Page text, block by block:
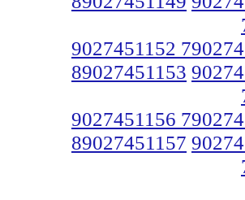
9027451152
89027451153
9027451156
89027451157